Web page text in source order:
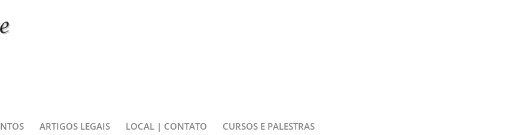
ARTIGOS LEGAIS LOCAL | CONTATO CURSOS E PALESTRAS